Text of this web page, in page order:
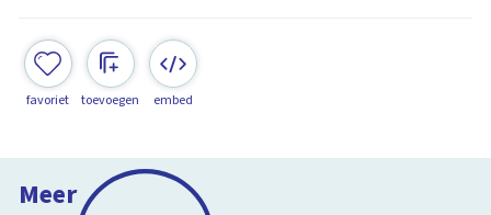
favoriet toevoegen embed
Meer